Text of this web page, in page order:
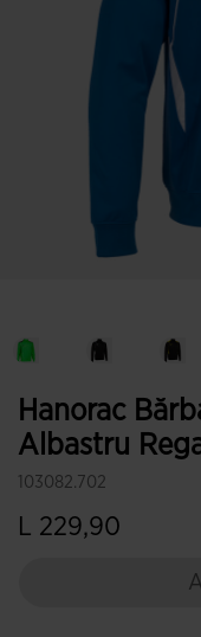
Hanorac
Albastru
103082.702
L 229,90